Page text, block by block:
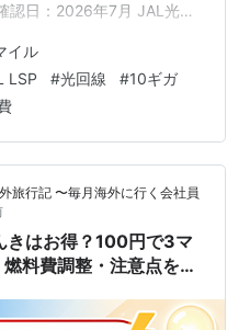
認日：2026年7月 JAL光
固定回線を長く使うJAL
NURO光の現金特典や他
いわけではありません。
く3年間の総支払額、工事
アを比較…
イル
LSP #光回線 #10ギガ
旅行記 〜毎月海外に行く会社員
きはお得？100円で3マ
料費調整・注意点を解